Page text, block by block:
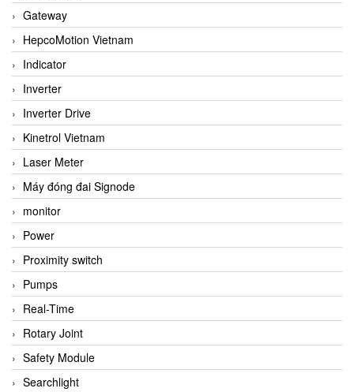
Gateway
HepcoMotion Vietnam
Indicator
Inverter
Inverter Drive
Kinetrol Vietnam
Laser Meter
Máy đóng đai Signode
monitor
Power
Proximity switch
Pumps
Real-Time
Rotary Joint
Safety Module
Searchlight